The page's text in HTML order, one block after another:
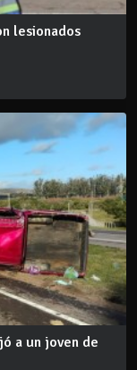
lesionados
a un joven de